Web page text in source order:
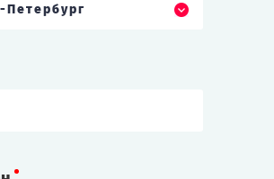
Петербург